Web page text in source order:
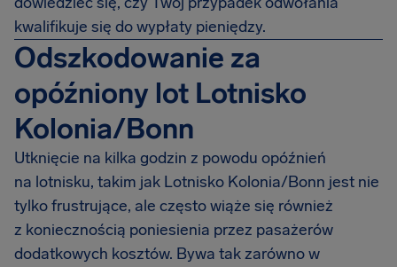
kwalifikuje się do wypłaty pieniędzy.
Odszkodowanie za
opóźniony lot Lotnisko
Kolonia/Bonn
Utknięcie na kilka godzin z powodu opóźnień
na lotnisku, takim jak Lotnisko Kolonia/Bonn jest nie
tylko frustrujące, ale często wiąże się również
z koniecznością poniesienia przez pasażerów
dodatkowych kosztów. Bywa tak zarówno w